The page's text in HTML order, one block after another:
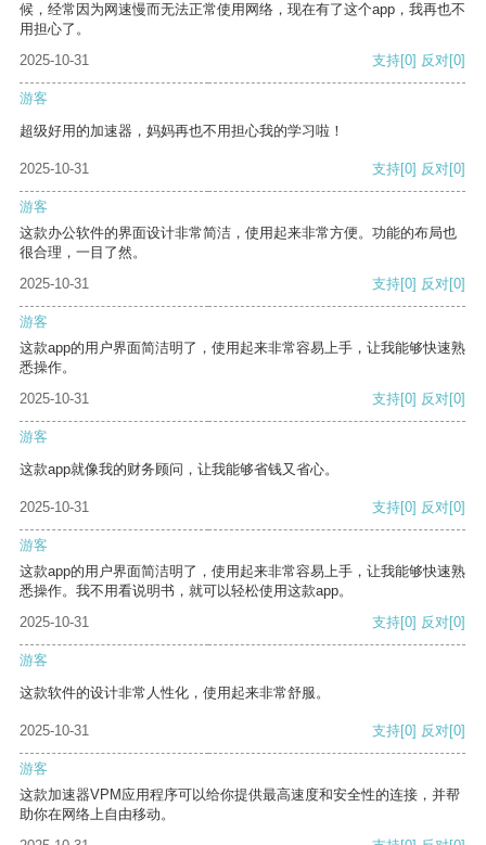
候，经常因为网速慢而无法正常使用网络，现在有了这个app，我再也不
用担心了。
2025-10-31
支持[0] 反对[0]
游客
超级好用的加速器，妈妈再也不用担心我的学习啦！
2025-10-31 支持[0] 反对[0]
游客
这款办公软件的界面设计非常简洁，使用起来非常方便。功能的布局也
很合理，一目了然。
2025-10-31
支持[0] 反对[0]
游客
这款app的用户界面简洁明了，使用起来非常容易上手，让我能够快速熟
悉操作。
2025-10-31
支持[0] 反对[0]
游客
这款app就像我的财务顾问，让我能够省钱又省心。
2025-10-31 支持[0] 反对[0]
游客
这款app的用户界面简洁明了，使用起来非常容易上手，让我能够快速熟
悉操作。我不用看说明书，就可以轻松使用这款app。
2025-10-31
支持[0] 反对[0]
游客
这款软件的设计非常人性化，使用起来非常舒服。
2025-10-31 支持[0] 反对[0]
游客
这款加速器VPM应用程序可以给你提供最高速度和安全性的连接，并帮
助你在网络上自由移动。